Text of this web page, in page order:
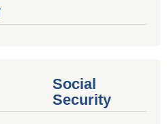
Social
Security